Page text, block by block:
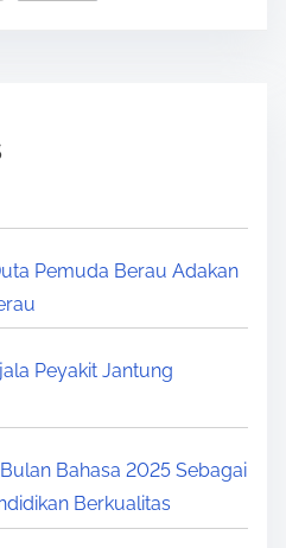
Pemuda Berau Adakan
Peyakit Jantung
Bahasa 2025 Sebagai
Berkualitas